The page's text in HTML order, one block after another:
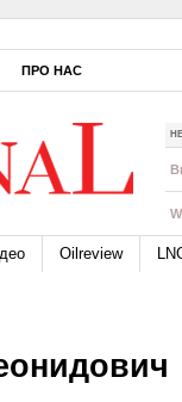
ПРО НАС
Oilreview